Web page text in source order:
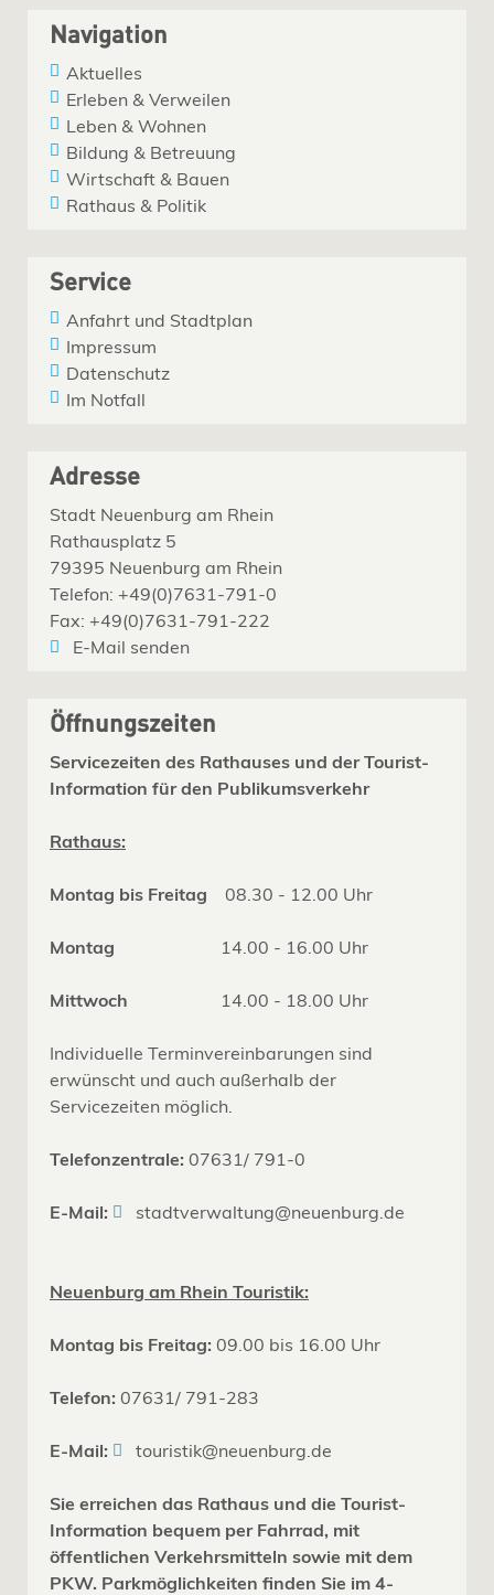
Navigation
Aktuelles
Erleben & Verweilen
Leben & Wohnen
Bildung & Betreuung
Wirtschaft & Bauen
Rathaus & Politik
Service
Anfahrt und Stadtplan
Impressum
Datenschutz
Im Notfall
Adresse
Stadt Neuenburg am Rhein
Rathausplatz 5
79395 Neuenburg am Rhein
Telefon: +49(0)7631-791-0
Fax: +49(0)7631-791-222
E-Mail senden
Öffnungszeiten
Servicezeiten des Rathauses und der Tourist-
Information für den Publikumsverkehr
Rathaus:
Montag bis Freitag 08.30 - 12.00 Uhr
Montag 14.00 - 16.00 Uhr
Mittwoch 14.00 - 18.00 Uhr
Individuelle Terminvereinbarungen sind
erwünscht und auch außerhalb der
Servicezeiten möglich.
Telefonzentrale: 07631/ 791-0
E-Mail: stadtverwaltung@neuenburg.de
Neuenburg am Rhein Touristik:
Montag bis Freitag: 09.00 bis 16.00 Uhr
Telefon: 07631/ 791-283
E-Mail: touristik@neuenburg.de
Sie erreichen das Rathaus und die Tourist-
Information bequem per Fahrrad, mit
öffentlichen Verkehrsmitteln sowie mit dem
PKW. Parkmöglichkeiten finden Sie im 4-